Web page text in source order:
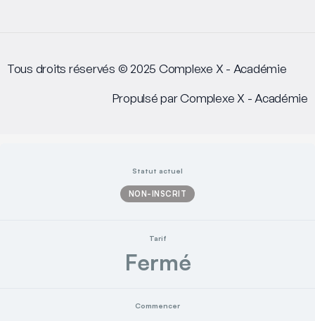
Tous droits réservés © 2025 Complexe X - Académie
Propulsé par Complexe X - Académie
Statut actuel
NON-INSCRIT
Tarif
Fermé
Commencer